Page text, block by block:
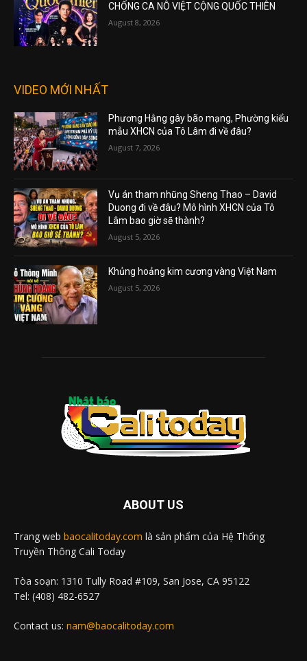
CHỐNG CA NÔ VIỆT CỘNG QUỐC THIÊN
August 8, 2026
VIDEO MỚI NHẤT
Phương Hằng gây bão mạng, Phường kiểu
mẫu XHCN của Tô Lâm đi về đâu?
August 7, 2026
Vụ án tham nhũng Sheng Thao – David
Duong đi về đâu? Mô hình XHCN của Tô
Lâm bao giờ sẽ thành?
August 5, 2026
Khủng hoảng kim cương vàng Việt Nam
August 5, 2026
ABOUT US
Trang web baocalitoday.com là sản phẩm của Hệ Thống
Truyền Thông Cali Today
Tòa soạn: 1310 Tully Road #109, San Jose, CA 95122
Tel: (408) 482-6527
Contact us: nam@baocalitoday.com